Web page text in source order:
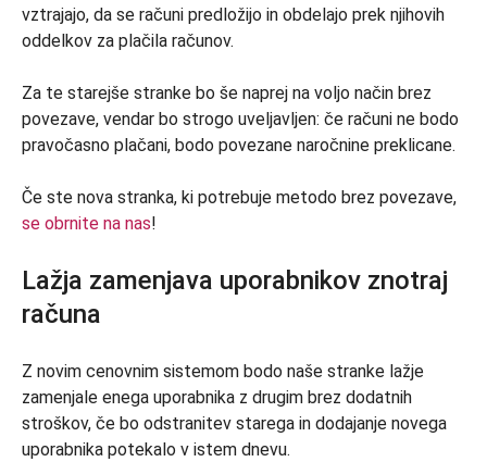
vztrajajo, da se računi predložijo in obdelajo prek njihovih
oddelkov za plačila računov.
Za te starejše stranke bo še naprej na voljo način brez
povezave, vendar bo strogo uveljavljen: če računi ne bodo
pravočasno plačani, bodo povezane naročnine preklicane.
Če ste nova stranka, ki potrebuje metodo brez povezave,
se obrnite na nas!
Lažja zamenjava uporabnikov znotraj
računa
Z novim cenovnim sistemom bodo naše stranke lažje
zamenjale enega uporabnika z drugim brez dodatnih
stroškov, če bo odstranitev starega in dodajanje novega
uporabnika potekalo v istem dnevu.